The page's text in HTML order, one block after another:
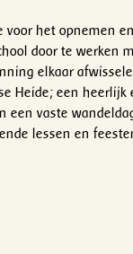
voor het opnemen
door te werken
elkaar
Heide; een
een vaste
lessen en